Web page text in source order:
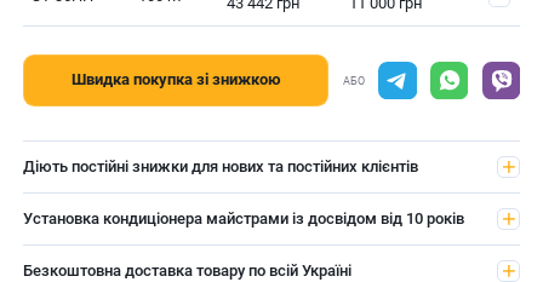
Швидка покупка зі знижкою АБО
Діють постійні знижки для нових та постійних клієнтів
Установка кондиціонера майстрами із досвідом від 10 років
Безкоштовна доставка товару по всій Україні